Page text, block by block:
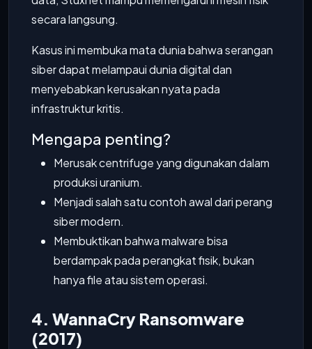
secara langsung.
Kasus ini membuka mata dunia bahwa serangan
siber dapat melampaui dunia digital dan
menyebabkan kerusakan nyata pada
infrastruktur kritis.
Mengapa penting?
Merusak centrifuge yang digunakan dalam
produksi uranium.
Menjadi salah satu contoh awal dari perang
siber modern.
Membuktikan bahwa malware bisa
berdampak pada perangkat fisik, bukan
hanya file atau sistem operasi.
4. WannaCry Ransomware
(2017)